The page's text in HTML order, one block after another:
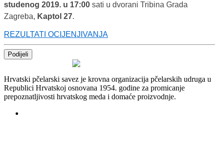
studenog 2019. u 17:00 sati u dvorani Tribina Grada
Zagreba, Kaptol 27.
REZULTATI OCIJENJIVANJA
Podijeli
Hrvatski pčelarski savez je krovna organizacija pčelarskih udruga u
Republici Hrvatskoj osnovana 1954. godine za promicanje
prepoznatljivosti hrvatskog meda i domaće proizvodnje.